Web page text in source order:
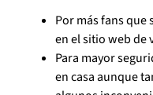
Por más fans que
en el sitio web de
Para mayor
en casa aunque